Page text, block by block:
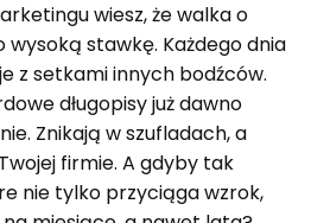
wiesz, że walka o
stawkę. Każdego dnia
z setkami innych bodźców.
długopisy już dawno
Znikają w szufladach, a
firmie. A gdyby tak
nie tylko przyciąga wzrok,